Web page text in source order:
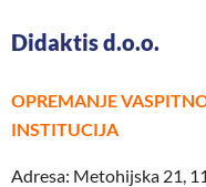
Didaktis d.o.o.
OPREMANJE
INSTITUCIJA
Adresa: Metohijska 21,